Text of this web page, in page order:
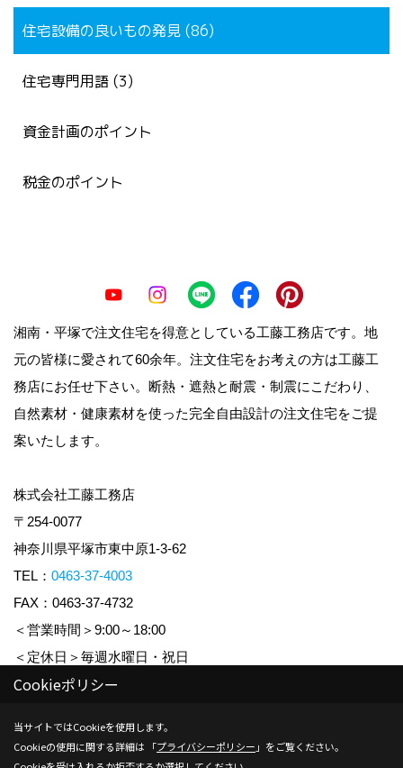
住宅設備の良いもの発見 (86)
住宅専門用語 (3)
資金計画のポイント
税金のポイント
湘南・平塚で注文住宅を得意としている工藤工務店です。地
元の皆様に愛されて60余年。注文住宅をお考えの方は工藤工
務店にお任せ下さい。断熱・遮熱と耐震・制震にこだわり、
自然素材・健康素材を使った完全自由設計の注文住宅をご提
案いたします。
株式会社工藤工務店
〒254-0077
神奈川県平塚市東中原1-3-62
TEL： 0463-37-4003
FAX：0463-37-4732
＜営業時間＞9:00～18:00
＜定休日＞毎週水曜日・祝日
Copyright (c) KUDO KOUMUTEN CO.,LTD. All Rights Reserved.
Produced byゴデスクリエイト
Cookieポリシー
当サイトではCookieを使用します。
Cookieの使用に関する詳細は 「プライバシーポリシー 」をご覧ください。